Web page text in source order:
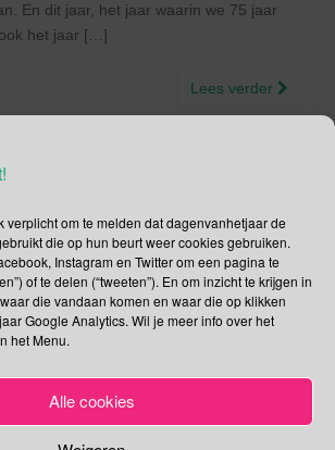
verplicht om te melden dat dagenvanhetjaar de
die op hun beurt weer cookies gebruiken.
Instagram en Twitter om een pagina te
of te delen (“tweeten”). En om inzicht te krijgen in
die vandaan komen en waar die op klikken
Google Analytics. Wil je meer info over het
het Menu.
Alle cookies
En dit jaar, het jaar waarin we 75 jaar
het jaar […]
Lees verder
op